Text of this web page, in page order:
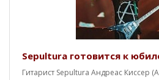
Sepultura готовится к
Гитарист Sepultura Андреас Киссер